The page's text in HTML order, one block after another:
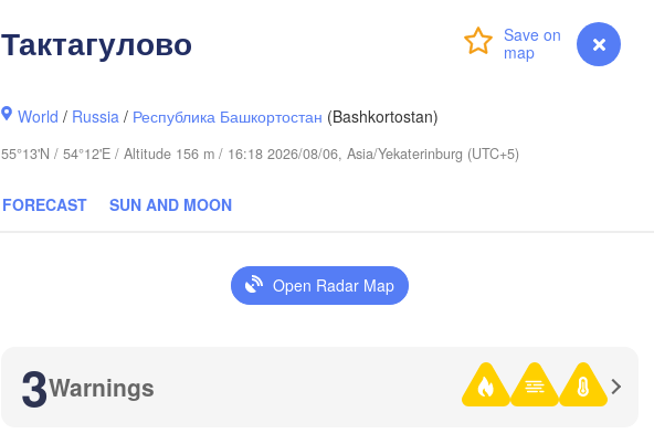
myVentusky Forecast
Тактагулово
World / Russia / Республика Башкортостан (Bashkortostan)
55°13'N / 54°12'E / Altitude 156 m / 16:18 2026/08/06, Asia/Yekaterinburg (UTC+5)
FORECAST SUN AND MOON
Open Radar Map
3Warnings